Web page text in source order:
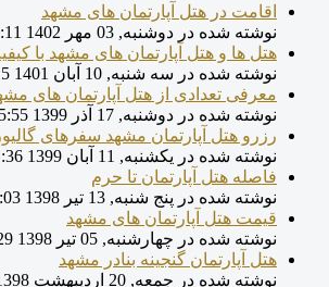
اقامت در هتل آپارتمان های مشهد
نوشته شده در دوشنبه, 03 مهر 1402 19:11
هتل ها و هتل آپارتمان های مشهد با
نوشته شده در سه شنبه, 10 آبان 1401 06:15
معرفی تعدادی از هتل آپارتمان های
نوشته شده در دوشنبه, 17 آذر 1399 15:55
رزرو هتل آپارتمان مشهد سفرهای گالیور
نوشته شده در یکشنبه, 11 آبان 1399 11:36
فاصله هتل آپارتمان تا حرم
نوشته شده در پنج شنبه, 13 تیر 1398 10:03
قیمت هتل آپارتمان های مشهد
نوشته شده در چهارشنبه, 05 تیر 1398 09:29
هتل آپارتمان گنجینه بنادر مشهد
نوشته شده در جمعه, 20 ارديبهشت 1398 19:33